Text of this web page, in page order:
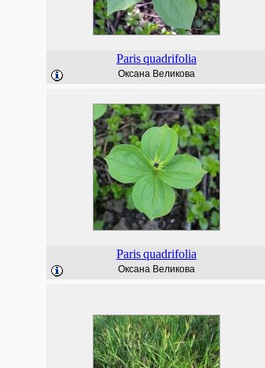
Parisquadrifolia
Оксана Великова
Parisquadrifolia
Оксана Великова